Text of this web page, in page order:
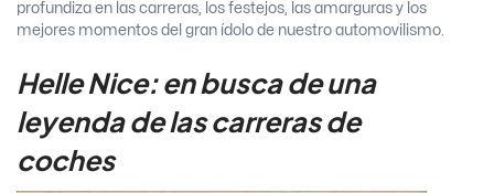
profundiza en las carreras, los festejos, las amarguras y los
mejores momentos del gran ídolo de nuestro automovilismo.
Helle Nice: en busca de una
leyenda de las carreras de
coches